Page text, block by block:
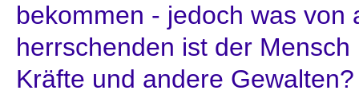
bekommen - jedoch was von
herrschenden ist der
Kräfte und andere Gewalten?